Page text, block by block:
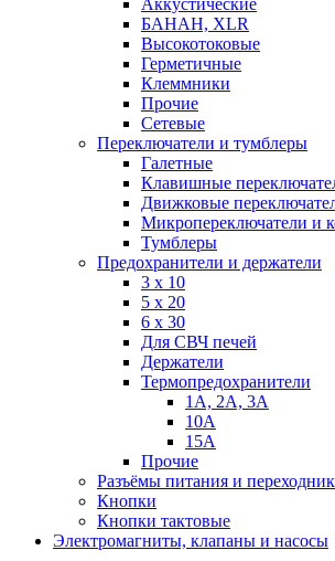
Аккустические
БАНАН, XLR
Высокотоковые
Герметичные
Клеммники
Прочие
Сетевые
Переключатели и тумблеры
Галетные
Клавишные
Движковые
Микропереключатели и
Тумблеры
Предохранители и держатели
3 х 10
5 х 20
6 х 30
Для СВЧ печей
Держатели
Термопредохранители
1А, 2А, 3А
10А
15А
Прочие
Разъёмы питания и
Кнопки
Кнопки тактовые
Электромагниты, клапаны и насосы